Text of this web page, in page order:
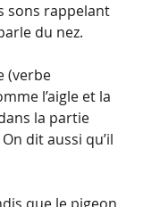
sons rappelant
du nez.
(verbe
l’aigle et la
la partie
dit aussi qu’il